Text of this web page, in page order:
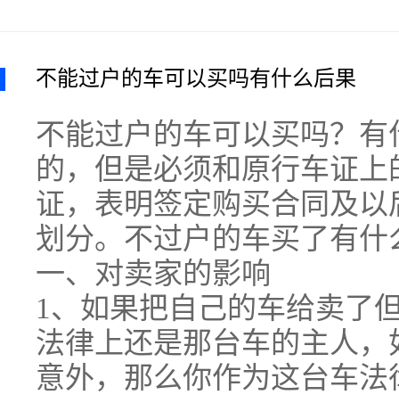
不能过户的车可以买吗有什么后果
不能过户的车可以买吗？
的，但是必须和原行车证
证，表明签定购买合同及
划分。不过户的车买了有什
一、对卖家的影响
1、如果把自己的车给卖了
法律上还是那台车的主人
意外，那么你作为这台车